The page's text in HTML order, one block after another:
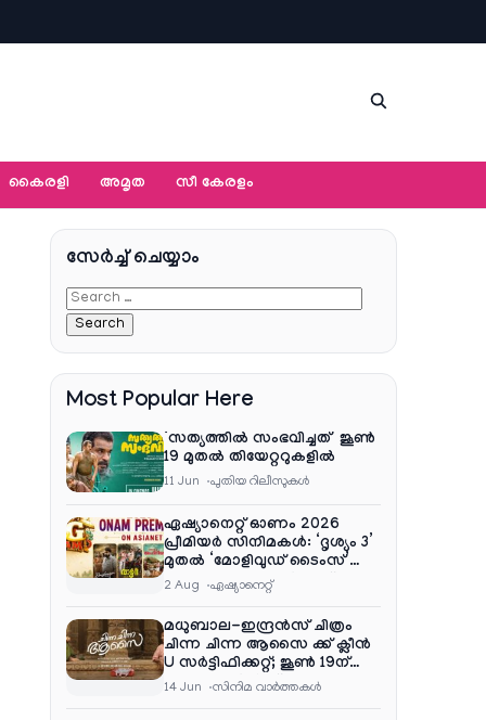
കൈരളി അമൃത സീ കേരളം
സേര്‍ച്ച്‌ ചെയ്യാം
Most Popular Here
‘സത്യത്തിൽ സംഭവിച്ചത്’ ജൂൺ
19 മുതൽ തിയേറ്ററുകളിൽ
11 Jun പുതിയ റിലീസുകള്‍
ഏഷ്യാനെറ്റ് ഓണം 2026
പ്രീമിയർ സിനിമകൾ: ‘ദൃശ്യം 3’
മുതൽ ‘മോളിവുഡ് ടൈംസ്’
വരെ ആഘോഷ വിരുന്ന്
2 Aug ഏഷ്യാനെറ്റ്‌
മധുബാല-ഇന്ദ്രൻസ് ചിത്രം
ചിന്ന ചിന്ന ആസൈ ക്ക് ക്ലീൻ
U സർട്ടിഫിക്കറ്റ്; ജൂൺ 19ന്
ആഗോള റിലീസ്
14 Jun സിനിമ വാര്‍ത്തകള്‍